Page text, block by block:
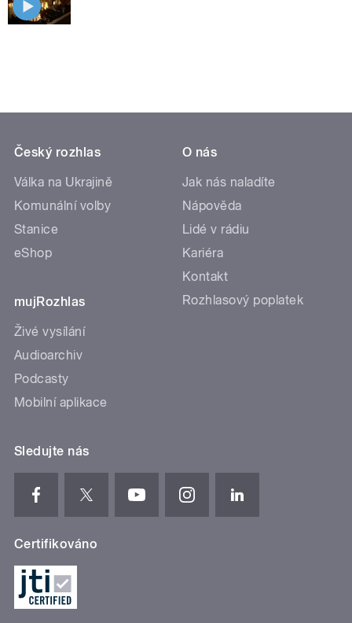
Český rozhlas
Válka na Ukrajině
Komunální volby
Stanice
eShop
mujRozhlas
Živé vysílání
Audioarchiv
Podcasty
Mobilní aplikace
O nás
Jak nás naladíte
Nápověda
Lidé v rádiu
Kariéra
Kontakt
Rozhlasový poplatek
Sledujte nás
Certifikováno